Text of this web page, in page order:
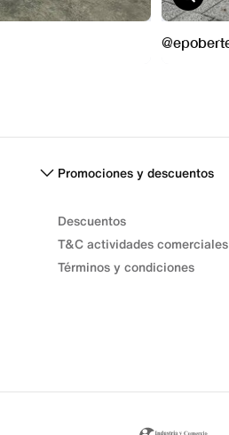
Promociones y descuentos
Descuentos
T&C actividades comerciales
Términos y condiciones